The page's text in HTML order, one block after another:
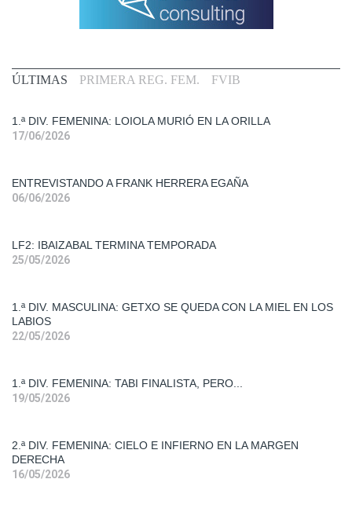
ÚLTIMAS PRIMERA REG. FEM. FVIB
Div.
1.ª DIV. FEMENINA: LOIOLA MURIÓ EN LA ORILLA
17/06/2026
ENTREVISTANDO A FRANK HERRERA EGAÑA
06/06/2026
Liga
Femenina
LF2: IBAIZABAL TERMINA TEMPORADA
25/05/2026
Primera
Div.
1.ª DIV. MASCULINA: GETXO SE QUEDA CON LA MIEL EN LOS
LABIOS
22/05/2026
Primera
Div.
1.ª DIV. FEMENINA: TABI FINALISTA, PERO...
19/05/2026
Segunda
2.ª DIV. FEMENINA: CIELO E INFIERNO EN LA MARGEN
DERECHA
16/05/2026